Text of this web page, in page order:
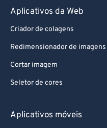
Aplicativos da Web
Criador de colagens
Redimensionador de imagens
Cortar imagem
Seletor de cores
Aplicativos móveis